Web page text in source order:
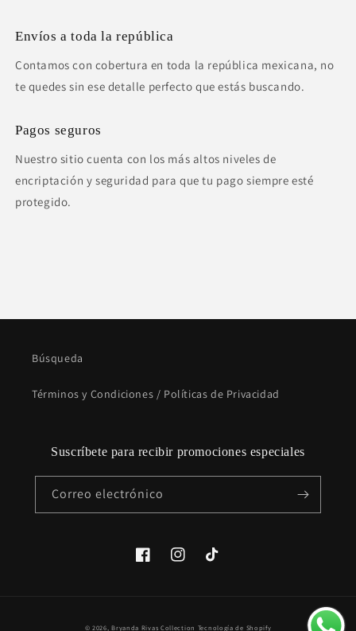
Envíos a toda la república
Contamos con cobertura en toda la república mexicana, no
te quedes sin ese detalle perfecto que estás buscando.
Pagos seguros
Nuestro sitio cuenta con los más altos niveles de
encriptación y seguridad para que tu pago siempre esté
protegido.
Búsqueda
Términos y Condiciones / Políticas de Privacidad
Suscríbete para recibir promociones especiales
Correo electrónico
FacebookInstagramTikTok
© 2026,Bryanda Rivas Collection Tecnología de Shopify